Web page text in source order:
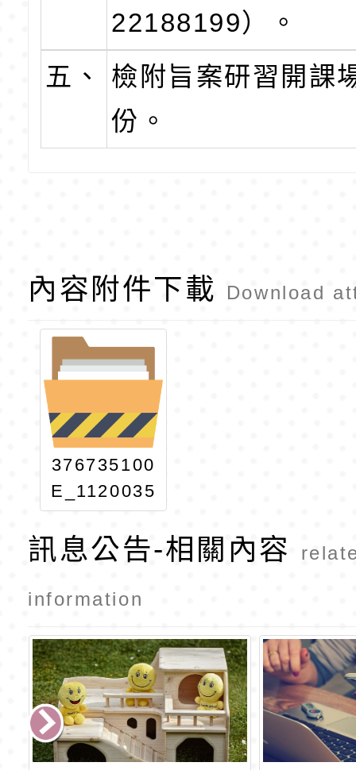
22188199）。
五、
檢附旨案研習開課
份。
內容附件下載 Download
376735100
E_1120035
654_ATTA
CH1
訊息公告-相關內容
information